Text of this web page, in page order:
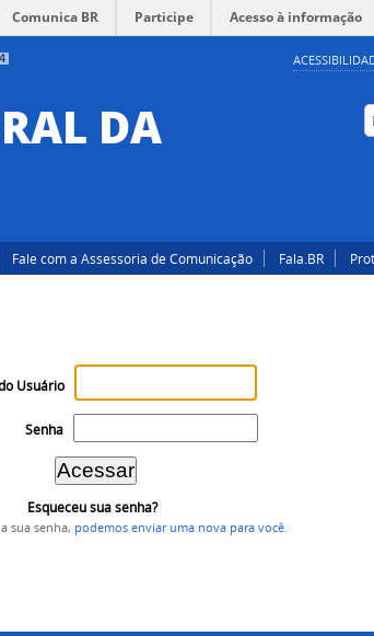
4
Comunica BR Participe Acesso à informação
DA
Fale com a Assessoria de Comunicação Fala.BR
Usuário
Senha
Esqueceu sua senha?
sua senha, podemos enviar uma nova para você.